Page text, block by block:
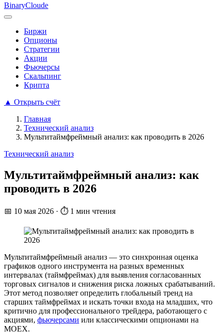
BinaryCloude
Биржи
Опционы
Стратегии
Акции
Фьючерсы
Скальпинг
Крипта
▲ Открыть счёт
Главная
Технический анализ
Мультитаймфреймный анализ: как проводить в 2026
Технический анализ
Мультитаймфреймный анализ: как
проводить в 2026
📅 10 мая 2026 · ⏱ 1 мин чтения
Мультитаймфреймный анализ — это синхронная оценка
графиков одного инструмента на разных временных
интервалах (таймфреймах) для выявления согласованных
торговых сигналов и снижения риска ложных срабатываний.
Этот метод позволяет определить глобальный тренд на
старших таймфреймах и искать точки входа на младших, что
критично для профессионального трейдера, работающего с
акциями, фьючерсами или классическими опционами на
MOEX.